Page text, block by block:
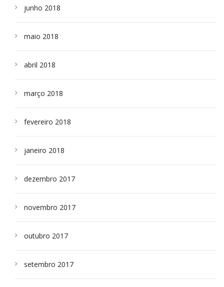
junho 2018
maio 2018
abril 2018
março 2018
fevereiro 2018
janeiro 2018
dezembro 2017
novembro 2017
outubro 2017
setembro 2017